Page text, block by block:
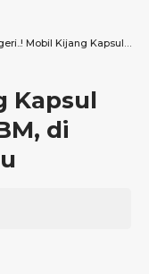
Mobil Kijang Kapsul Terbakar Saat Isi BBM, di SPBU KM 4 Sekadau
Kapsul
di